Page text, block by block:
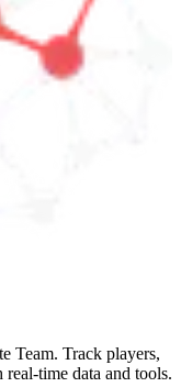
Team. Track players,
time data and tools.